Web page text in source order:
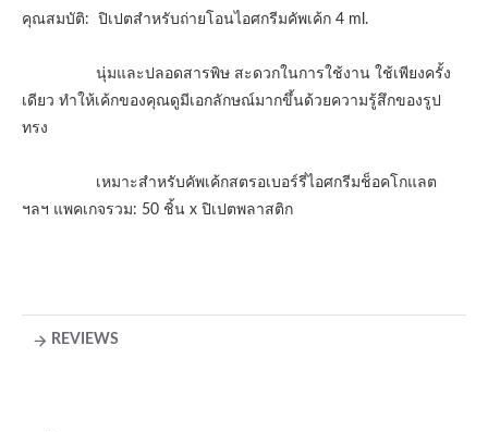
คุณสมบัติ: ปิเปตสำหรับถ่ายโอนไอศกรีมคัพเค้ก 4 ml.
นุ่มและปลอดสารพิษ สะดวกในการใช้งาน ใช้เพียงครั้ง
เดียว ทำให้เค้กของคุณดูมีเอกลักษณ์มากขึ้นด้วยความรู้สึกของรูป
ทรง
เหมาะสำหรับคัพเค้กสตรอเบอร์รี่ไอศกรีมช็อคโกแลต
ฯลฯ แพคเกจรวม: 50 ชิ้น x ปิเปตพลาสติก
REVIEWS